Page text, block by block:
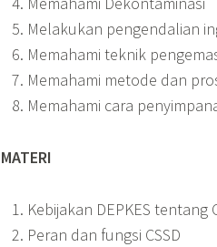
Melakukan pengendalian
Memahami teknik
Memahami metode dan
Memahami cara
MATERI
Kebijakan DEPKES tentang
Peran dan fungsi CSSD